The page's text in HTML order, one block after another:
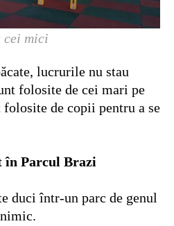
cei mici
lucrurile nu stau
folosite de cei mari pe
folosite de copii pentru a se
în Parcul Brazi
duci într-un parc de genul